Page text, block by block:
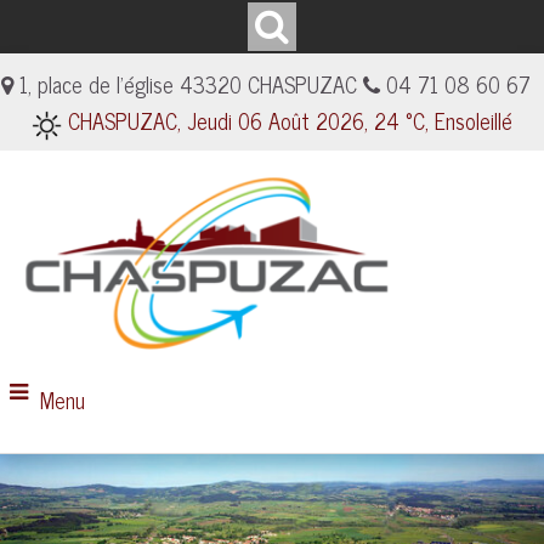
1, place de l'église 43320 CHASPUZAC
04 71 08 60 67
CHASPUZAC, Jeudi 06 Août 2026, 24 °C, Ensoleillé
Menu